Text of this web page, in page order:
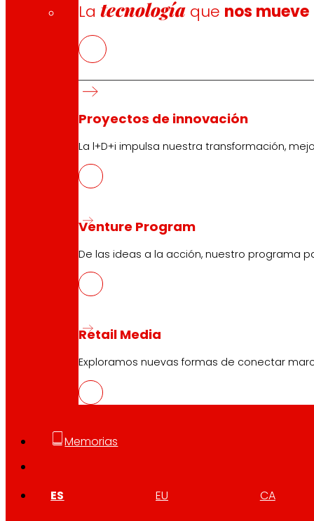
Latecnología que nos mueve
Proyectos de innovación
La l+D+i impulsa nuestra transformación,
Venture Program
De las ideas a la acción, nuestro programa
Retail Media
Exploramos nuevas formas de conectar
Memorias
ES EU CA